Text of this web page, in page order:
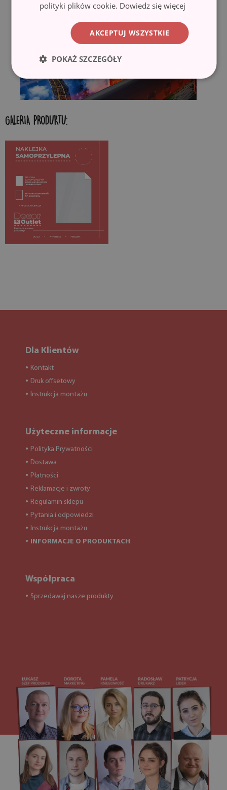
GALERIA PRODUKTU:
Dla Klientów
● Kontakt
● Druk offsetowy
● Instrukcja montażu
Użyteczne informacje
● Polityka Prywatności
● Dostawa
● Płatności
● Reklamacje i zwroty
● Regulamin sklepu
● Pytania i odpowiedzi
● Instrukcja montażu
● INFORMACJE O PRODUKTACH
Współpraca
● Sprzedawaj nasze produkty
polityki plików cookie. Dowiedz się więcej
AKCEPTUJ WSZYSTKIE
POKAŻ SZCZEGÓŁY